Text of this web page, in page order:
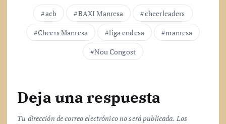
.
.
.
acb BAXI Manresa
cheerleaders
Cheers Manresa
liga endesa
manresa
Nou Congost
Deja una respuesta
Tu dirección de correo electrónico no será publicada. Los